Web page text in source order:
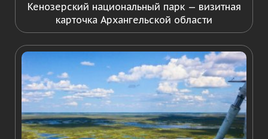
Кенозерский национальный парк — визитная
карточка Архангельской области